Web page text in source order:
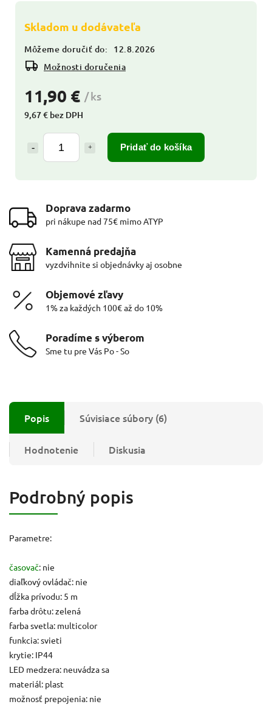
11,90 € / ks
9,67 € bez DPH
Pridať do košíka
Skladom u dodávateľa
Môžeme doručiť do:
12.8.2026
Možnosti doručenia
Doprava zadarmo
pri nákupe nad 75€ mimo ATYP
Kamenná predajňa
vyzdvihnite si objednávky aj osobne
Objemové zľavy
1% za každých 100€ až do 10%
Poradíme s výberom
Sme tu pre Vás Po - So
Popis Súvisiace súbory (6)
Hodnotenie Diskusia
Podrobný popis
Parametre:
časovač: nie
diaľkový ovládač: nie
dĺžka prívodu: 5 m
farba drôtu: zelená
farba svetla: multicolor
funkcia: svieti
krytie: IP44
LED medzera: neuvádza sa
materiál: plast
možnosť prepojenia: nie